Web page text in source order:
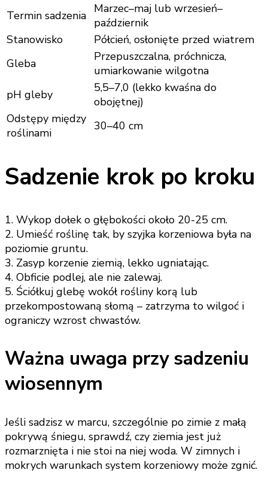
Termin sadzenia Marzec–maj lub wrzesień–
październik
Stanowisko
Półcień, osłonięte przed wiatrem
Gleba
Przepuszczalna, próchnicza,
umiarkowanie wilgotna
pH gleby
5,5–7,0 (lekko kwaśna do
obojętnej)
Odstępy między
roślinami
30–40 cm
Sadzenie krok po kroku
1. Wykop dołek o głębokości około 20-25 cm.
2. Umieść roślinę tak, by szyjka korzeniowa była na
poziomie gruntu.
3. Zasyp korzenie ziemią, lekko ugniatając.
4. Obficie podlej, ale nie zalewaj.
5. Ściółkuj glebę wokół rośliny korą lub
przekompostowaną słomą – zatrzyma to wilgoć i
ograniczy wzrost chwastów.
Ważna uwaga przy sadzeniu
wiosennym
Jeśli sadzisz w marcu, szczególnie po zimie z małą
pokrywą śniegu, sprawdź, czy ziemia jest już
rozmarznięta i nie stoi na niej woda. W zimnych i
mokrych warunkach system korzeniowy może zgnić.